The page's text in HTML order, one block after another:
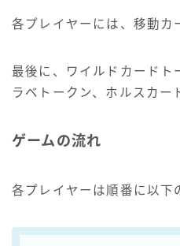
各プレイヤーには、移動カ
最後に、ワイルドカードト
ラベトークン、ホルスカー
ゲームの流れ
各プレイヤーは順番に以下